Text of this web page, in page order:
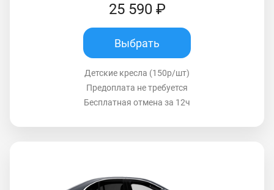
25 590 ₽
Выбрать
Детские кресла (150р/шт)
Предоплата не требуется
Бесплатная отмена за 12ч